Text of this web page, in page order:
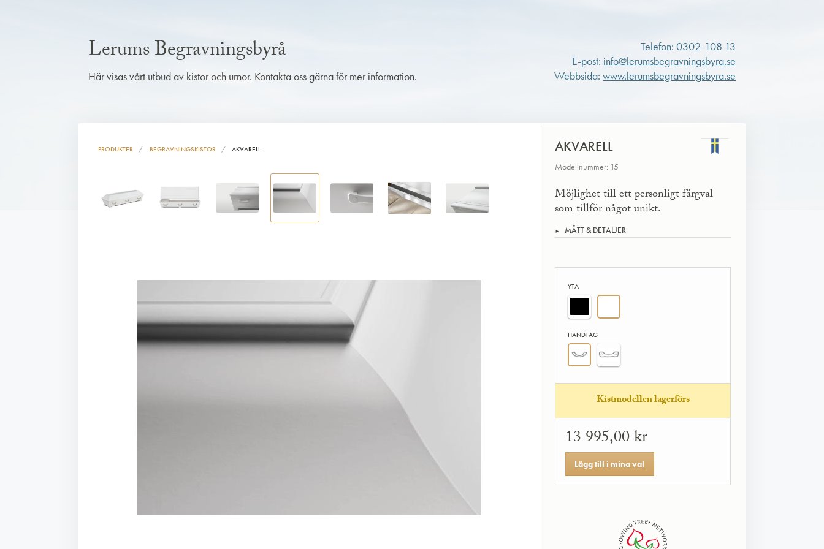
Lerums Begravningsbyrå
Här visas vårt utbud av kistor och urnor. Kontakta oss gärna för mer information.
Telefon: 0302-108 13
E-post: info@lerumsbegravningsbyra.se
Webbsida: www.lerumsbegravningsbyra.se
PRODUKTER BEGRAVNINGSKISTOR AKVARELL AKVARELL
Modellnummer: 15
Möjlighet till ett personligt färgval
som tillför något unikt.
MÅTT & DETALJER
YTA
HANDTAG
Kistmodellen lagerförs
13 995,00 kr
Lägg till i mina val